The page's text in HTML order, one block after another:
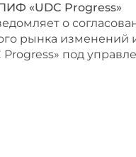
«UDC Progress»
о
рынка изменений
под